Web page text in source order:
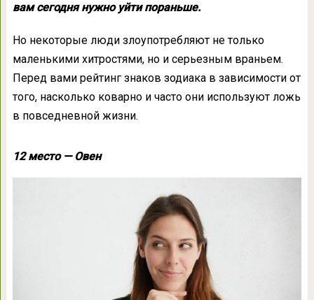
вам сегодня нужно уйти пораньше.
Но некоторые люди злоупотребляют не только
маленькими хитростями, но и серьезным враньем.
Перед вами рейтинг знаков зодиака в зависимости от
того, насколько коварно и часто они используют ложь
в повседневной жизни.
12 место — Овен